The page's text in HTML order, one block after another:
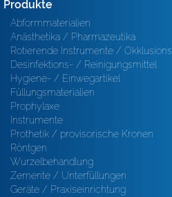
Produkte
Abformmaterialien
Anästhetika / Pharmazeutika
Rotierende Instrumente /
Desinfektions- / Reinigungsmittel
Hygiene- / Einwegartikel
Füllungsmaterialien
Prophylaxe
Instrumente
Prothetik / provisorische Kronen
Röntgen
Wurzelbehandlung
Zemente / Unterfüllungen
Geräte / Praxiseinrichtung